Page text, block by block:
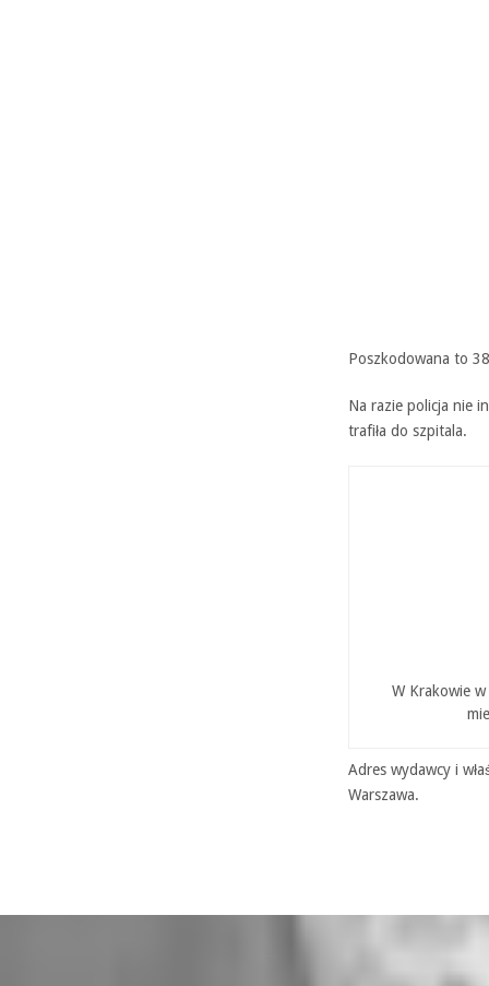
Poszkodowana to
Na razie policja nie
trafiła do szpitala.
W Krakowie
Adres wydawcy i
Warszawa.